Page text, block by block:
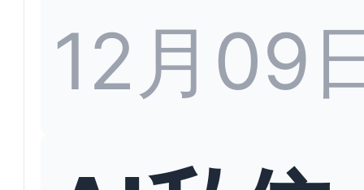
12月09